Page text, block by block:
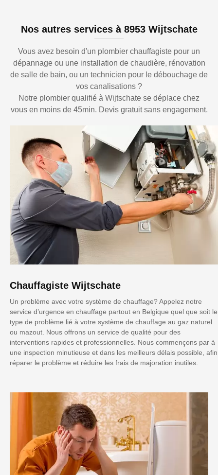
Nos autres services à 8953 Wijtschate
Vous avez besoin d'un plombier chauffagiste pour un
dépannage ou une installation de chaudière, rénovation
de salle de bain, ou un technicien pour le débouchage de
vos canalisations ?
Notre plombier qualifié à Wijtschate se déplace chez
vous en moins de 45min. Devis gratuit sans engagement.
Chauffagiste Wijtschate
Un problème avec votre système de chauffage? Appelez notre
service d’urgence en chauffage partout en Belgique quel que soit le
type de problème lié à votre système de chauffage au gaz naturel
ou mazout. Nous offrons un service de qualité pour des
interventions rapides et professionnelles. Nous commençons par à
une inspection minutieuse et dans les meilleurs délais possible, afin
réparer le problème et réduire les frais de majoration inutiles.